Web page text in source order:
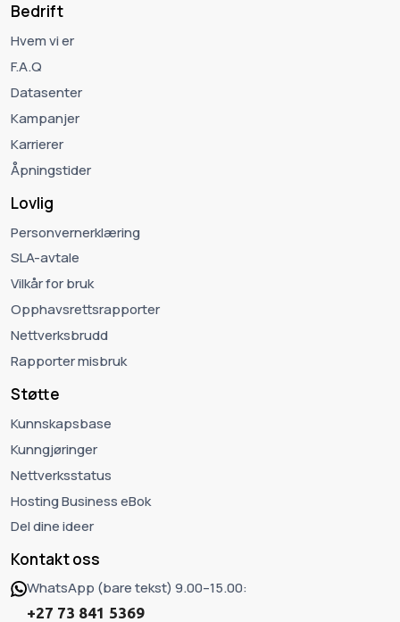
Bedrift
Hvem vi er
F.A.Q
Datasenter
Kampanjer
Karrierer
Åpningstider
Lovlig
Personvernerklæring
SLA-avtale
Vilkår for bruk
Opphavsrettsrapporter
Nettverksbrudd
Rapporter misbruk
Støtte
Kunnskapsbase
Kunngjøringer
Nettverksstatus
Hosting Business eBok
Del dine ideer
Kontakt oss
WhatsApp (bare tekst) 9.00–15.00:
+27 73 841 5369